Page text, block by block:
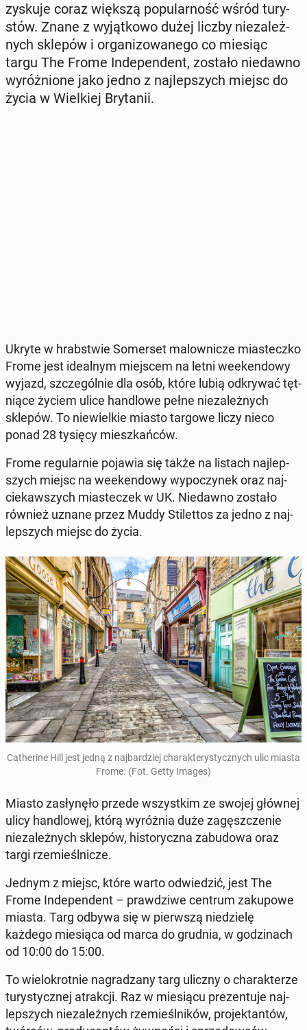
zyskuje coraz większą po­pu­lar­ność wśród tu­ry­
stów. Znane z wy­jąt­ko­wo dużej liczby nie­za­leż­
nych sklepów i or­ga­ni­zo­wa­ne­go co miesiąc
targu The Frome In­de­pen­dent, zostało nie­daw­no
wy­róż­nio­ne jako jedno z naj­lep­szych miejsc do
życia w Wiel­kiej Bry­ta­nii.
Ukryte w hrab­stwie So­mer­set ma­low­ni­cze mia­stecz­ko
Frome jest ide­al­nym miej­scem na letni week­en­do­wy
wyjazd, szcze­gól­nie dla osób, które lubią od­kry­wać tęt­
nią­ce życiem ulice han­dlo­we pełne nie­za­leż­nych
sklepów. To nie­wiel­kie miasto targowe liczy nieco
ponad 28 tysięcy miesz­kań­ców.
Frome re­gu­lar­nie pojawia się także na listach naj­lep­
szych miejsc na week­en­do­wy wy­po­czy­nek oraz naj­
cie­kaw­szych mia­ste­czek w UK. Nie­daw­no zostało
również uznane przez Muddy Sti­let­tos za jedno z naj­
lep­szych miejsc do życia.
Ca­the­ri­ne Hill jest jedną z naj­bar­dziej cha­rak­te­ry­stycz­nych ulic miasta
Frome. (Fot. Getty Images)
Miasto za­sły­nę­ło przede wszyst­kim ze swojej głównej
ulicy han­dlo­wej, którą wy­róż­nia duże za­gęsz­cze­nie
nie­za­leż­nych sklepów, hi­sto­rycz­na za­bu­do­wa oraz
targi rze­mieśl­ni­cze.
Jednym z miejsc, które warto od­wie­dzić, jest The
Frome In­de­pen­dent – praw­dzi­we centrum za­ku­po­we
miasta. Targ odbywa się w pierw­szą nie­dzie­lę
każdego mie­sią­ca od marca do grudnia, w go­dzi­nach
od 10:00 do 15:00.
To wie­lo­krot­nie na­gra­dza­ny targ uliczny o cha­rak­te­rze
tu­ry­stycz­nej atrak­cji. Raz w mie­sią­cu pre­zen­tu­je naj­
lep­szych nie­za­leż­nych rze­mieśl­ni­ków, pro­jek­tan­tów,